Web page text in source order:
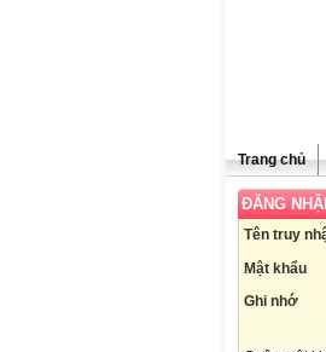
Trang chủ
ĐĂNG
Tên truy
Mật khẩu
Ghi nhớ